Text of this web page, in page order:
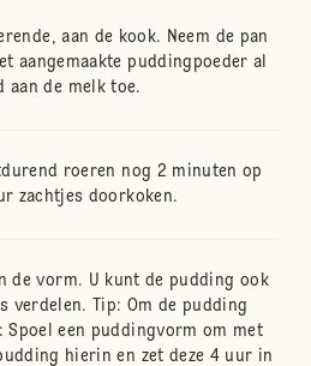
aan de kook. Neem de pan
aangemaakte puddingpoeder al
aan de melk toe.
roeren nog 2 minuten op
zachtjes doorkoken.
de vorm. U kunt de pudding ook
verdelen. Tip: Om de pudding
een puddingvorm om met
hierin en zet deze 4 uur in